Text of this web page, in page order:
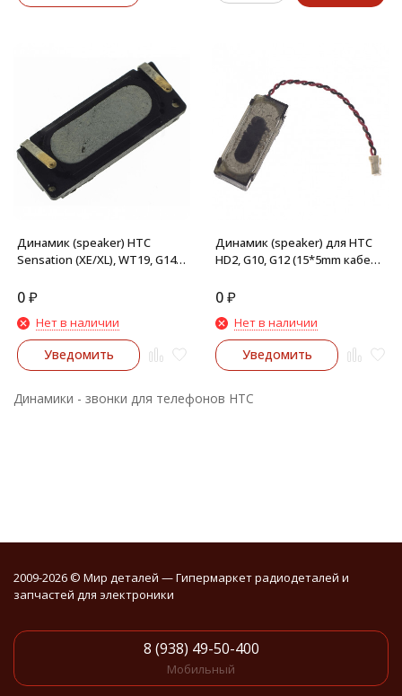
Динамик (speaker) HTC
Sensation (XE/XL), WT19, G14,
на лапках)
0₽
Нет в наличии
Уведомить
Динамик (speaker) для HTC
HD2, G10, G12 (15*5mm кабель
0₽
Нет в наличии
Уведомить
Динамики - звонки для телефонов HTC
2009-2026 © Мир деталей — Гипермаркет радиодеталей и
запчастей для электроники
8 (938) 49-50-400
Мобильный